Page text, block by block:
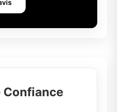
Confiance